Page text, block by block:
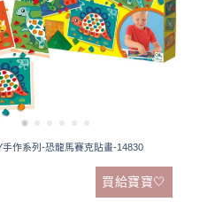
手作系列-恐龍馬賽克貼畫-14830
買給寶寶🤍